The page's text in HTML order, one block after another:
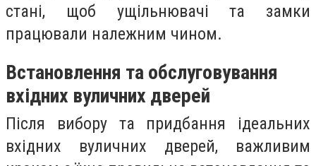
стані, щоб ущільнювачі та замки
працювали належним чином.
Встановлення та обслуговування
вхідних вуличних дверей
Після вибору та придбання ідеальних
вхідних вуличних дверей, важливим